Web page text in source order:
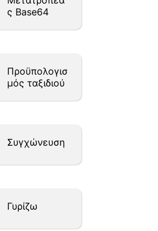
ς Base64
Προϋπολογισ
μός ταξιδιού
Συγχώνευση
Γυρίζω